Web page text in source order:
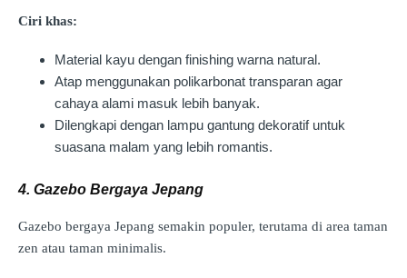
Ciri khas:
Material kayu dengan finishing warna natural.
Atap menggunakan polikarbonat transparan agar
cahaya alami masuk lebih banyak.
Dilengkapi dengan lampu gantung dekoratif untuk
suasana malam yang lebih romantis.
4. Gazebo Bergaya Jepang
Gazebo bergaya Jepang semakin populer, terutama di area taman
zen atau taman minimalis.